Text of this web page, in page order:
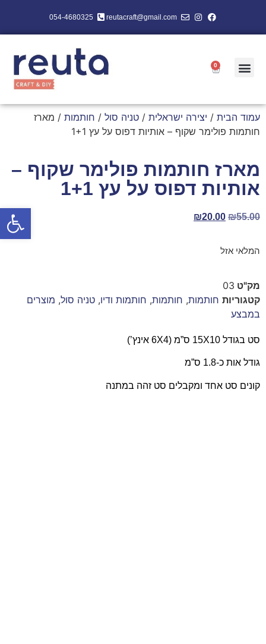
פתח
reutacraft@gmail.com
054-4680325
0
עמוד הבית / יצירה ישראלית / טניה סול / חותמות / מארז
חותמות פולימר שקוף – אותיות דפוס על עץ 1+1
מארז חותמות פולימר שקוף –
אותיות דפוס על עץ 1+1
₪55.00
₪20.00
המלאי אזל
מק"ט 03
קטגוריות חותמות, חותמות, חותמות ודיו, טניה סול, מוצרים
במבצע
סט בגודל 15X10 ס”מ (6X4 אינץ’)
גודל אות כ-1.8 ס”מ
קונים סט אחד ומקבלים סט זהה במתנה